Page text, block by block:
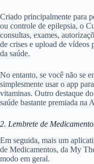
Criado principalmente para
ou controle de epilepsia, o
consultas, exames,
de crises e upload de vídeos
da saúde.
No entanto, se você não se
simplesmente usar o app
vitaminas. Outro destaque
saúde bastante premiada na
2. Lembrete de
Em seguida, mais um
de Medicamentos, da My
modo em geral.